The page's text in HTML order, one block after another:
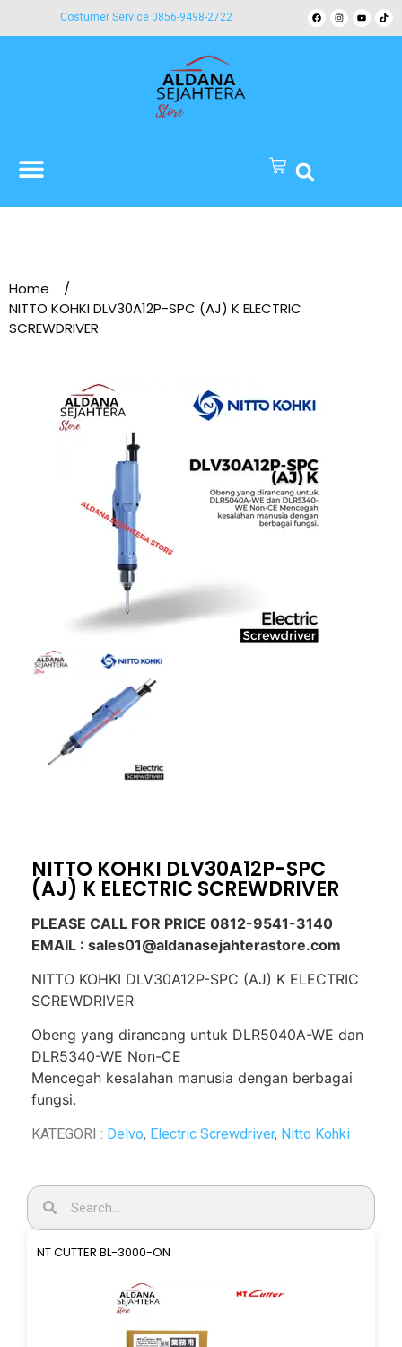
Costumer Service 0856-9498-2722
Home
/
NITTO KOHKI DLV30A12P-SPC (AJ) K ELECTRIC
SCREWDRIVER
NITTO KOHKI DLV30A12P-SPC
(AJ) K ELECTRIC SCREWDRIVER
PLEASE CALL FOR PRICE 0812-9541-3140
EMAIL : sales01@aldanasejahterastore.com
NITTO KOHKI DLV30A12P-SPC (AJ) K ELECTRIC
SCREWDRIVER
Obeng yang dirancang untuk DLR5040A-WE dan
DLR5340-WE Non-CE
Mencegah kesalahan manusia dengan berbagai
fungsi.
KATEGORI : Delvo, Electric Screwdriver, Nitto Kohki
NT CUTTER BL-3000-ON